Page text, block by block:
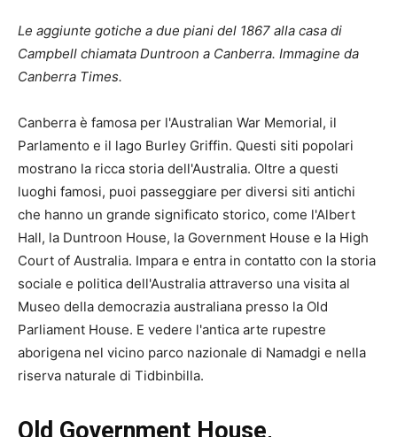
Le aggiunte gotiche a due piani del 1867 alla casa di
Campbell chiamata Duntroon a Canberra. Immagine da
Canberra Times.
Canberra è famosa per l'Australian War Memorial, il
Parlamento e il lago Burley Griffin. Questi siti popolari
mostrano la ricca storia dell'Australia. Oltre a questi
luoghi famosi, puoi passeggiare per diversi siti antichi
che hanno un grande significato storico, come l'Albert
Hall, la Duntroon House, la Government House e la High
Court of Australia. Impara e entra in contatto con la storia
sociale e politica dell'Australia attraverso una visita al
Museo della democrazia australiana presso la Old
Parliament House. E vedere l'antica arte rupestre
aborigena nel vicino parco nazionale di Namadgi e nella
riserva naturale di Tidbinbilla.
Old Government House,